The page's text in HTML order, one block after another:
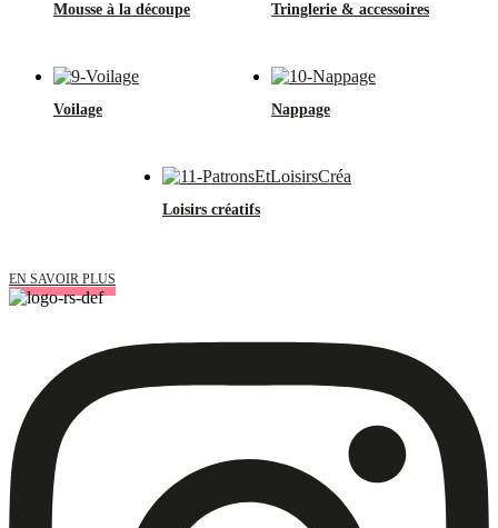
Mousse à la découpe Tringlerie & accessoires
Voilage Nappage
Loisirs créatifs
EN SAVOIR PLUS